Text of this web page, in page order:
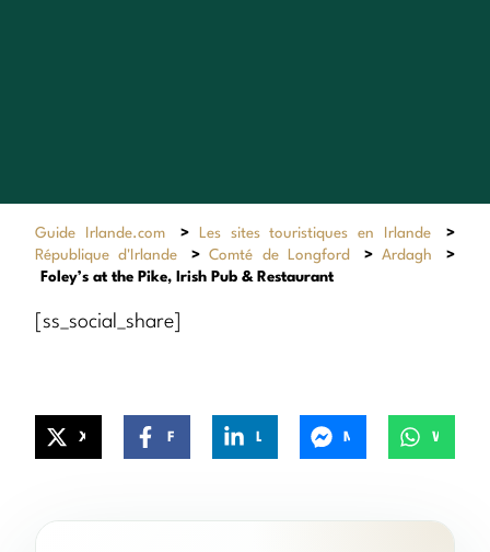
Guide Irlande.com > Les sites touristiques en Irlande
>
République d'Irlande
>Comté de Longford > Ardagh
>
Foley’s at the Pike, Irish Pub & Restaurant
[ss_social_share]